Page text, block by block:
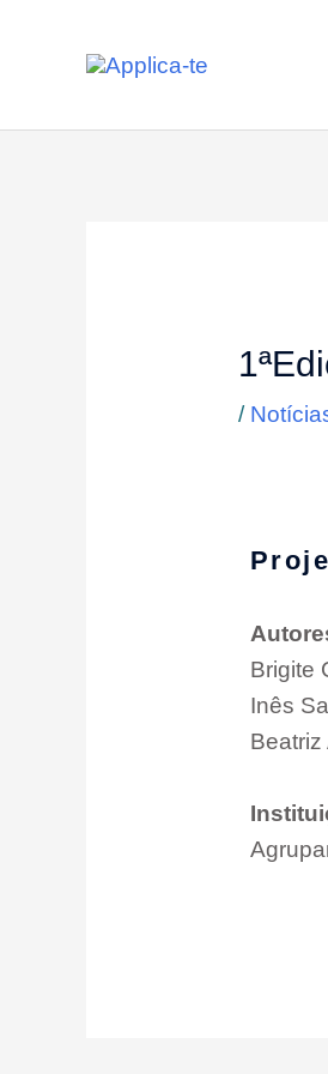
/
Brigite
Inês
Beatriz